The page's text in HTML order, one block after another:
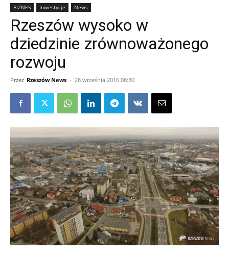
BIZNES Inwestycje News
Rzeszów wysoko w
dziedzinie zrównoważonego
rozwoju
Przez Rzeszów News - 28 września 2016 08:30